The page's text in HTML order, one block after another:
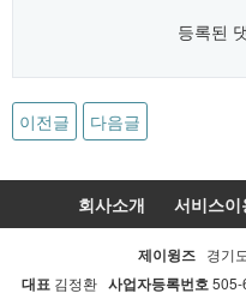
등록된
이전글 다음글
회사소개 서비스
제이윙즈 경기
대표 김정환 사업자등록번호 505-